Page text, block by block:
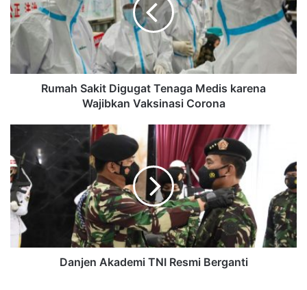
Rumah Sakit Digugat Tenaga Medis karena
Wajibkan Vaksinasi Corona
Danjen Akademi TNI Resmi Berganti